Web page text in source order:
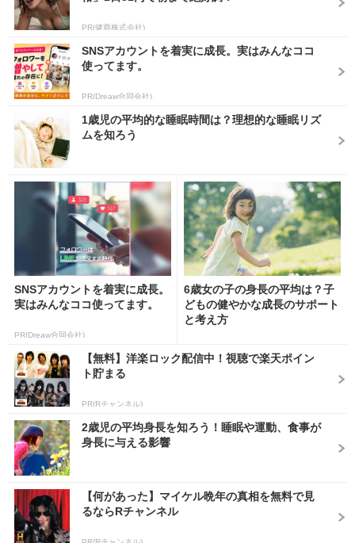
PR(健商株式会社)
SNSアカウントを着実に成長。実はみんなココ
使ってます。
PR(Dreaw合同会社)
1歳児の平均的な睡眠時間は？理想的な睡眠リズ
ムを知ろう
SNSアカウントを着実に成長。
実はみんなココ使ってます。
PR(Dreaw合同会社)
6歳女の子の身長の平均は？子
どもの健やかな成長のサポート
と考え方
【無料】洋楽ロック配信中！視聴で楽天ポイン
ト貯まる
PR(Rチャンネル)
2歳児の平均身長を知ろう！睡眠や運動、食事が
身長に与える影響
【何があった】マイケル晩年の真相を無料で見
るならRチャンネル